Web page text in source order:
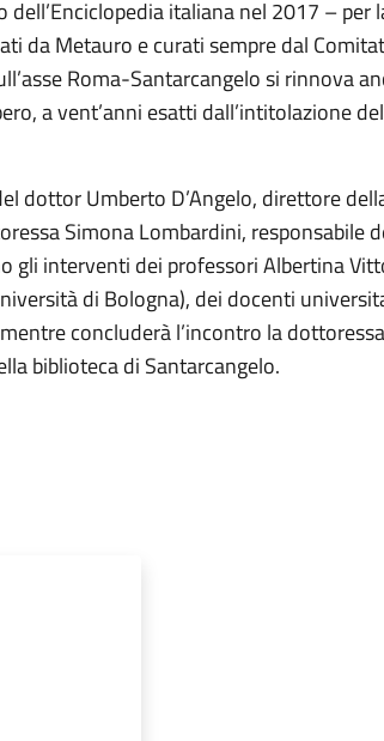
italiana nel 2017 – per
da Metauro e curati sempre dal
Roma-Santarcangelo si rinnova
a vent’anni esatti dall’intitolazione
dottor Umberto D’Angelo, direttore
Simona Lombardini, responsabile
gli interventi dei professori Albertina
di Bologna), dei docenti
concluderà l’incontro la
biblioteca di Santarcangelo.